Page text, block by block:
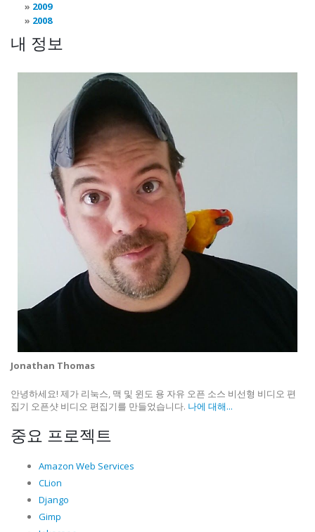
2009
2008
내 정보
Jonathan Thomas
안녕하세요! 제가 리눅스, 맥 및 윈도 용 자유 오픈 소스 비선형 비디오 편
집기 오픈샷 비디오 편집기를 만들었습니다. 나에 대해...
중요 프로젝트
Amazon Web Services
CLion
Django
Gimp